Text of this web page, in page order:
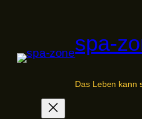
spa-
Das Leben kann